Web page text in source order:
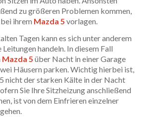
zu größeren Problemen kommen,
ihrem Mazda 5 vorlagen.
Tagen kann es sich unter anderem
handeln. In diesem Fall
Mazda 5 über Nacht in einer Garage
Häusern parken. Wichtig hierbei ist,
nicht der starken Kälte in der Nacht
Sie Ihre Sitzheizung anschließend
ist von dem Einfrieren einzelner